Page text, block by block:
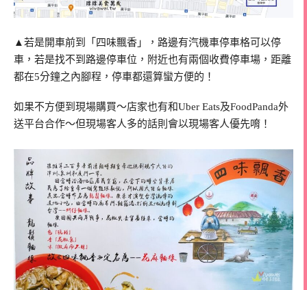
▲若是開車前到「四味飄香」，路邊有汽機車停車格可以停
車，若是找不到路邊停車位，附近也有兩個收費停車場，距離
都在5分鐘之內腳程，停車都還算蠻方便的！
如果不方便到現場購買～店家也有和Uber Eats及FoodPanda外
送平台合作～但現場客人多的話則會以現場客人優先唷！